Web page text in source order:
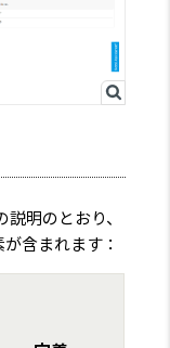
明のとおり、
含まれます：